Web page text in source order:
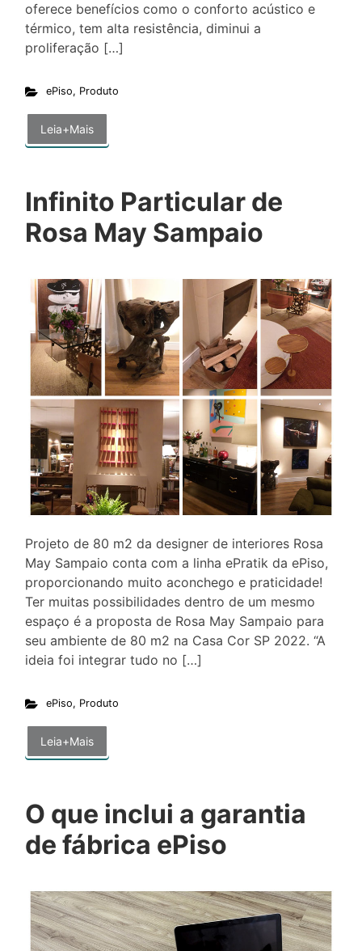
oferece benefícios como o conforto acústico e
térmico, tem alta resistência, diminui a
proliferação […]
ePiso, Produto
Leia+Mais
Infinito Particular de
Rosa May Sampaio
Projeto de 80 m2 da designer de interiores Rosa
May Sampaio conta com a linha ePratik da ePiso,
proporcionando muito aconchego e praticidade!
Ter muitas possibilidades dentro de um mesmo
espaço é a proposta de Rosa May Sampaio para
seu ambiente de 80 m2 na Casa Cor SP 2022. “A
ideia foi integrar tudo no […]
ePiso, Produto
Leia+Mais
O que inclui a garantia
de fábrica ePiso